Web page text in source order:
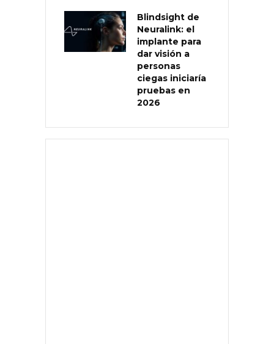
Blindsight de
Neuralink: el
implante para
dar visión a
personas
ciegas iniciaría
pruebas en
2026